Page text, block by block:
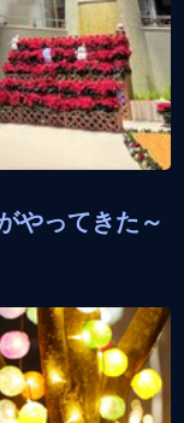
やってきた～